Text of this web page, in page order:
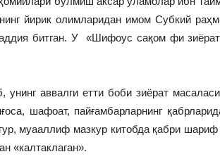
йирик олимларидан имом Субкий
битган. У «Шифоус сақом фи
аввалги етти боби зиёрат
шафоат, пайғамбарларнинг
муааллиф мазкур китобда қабри
«калтаклаган».